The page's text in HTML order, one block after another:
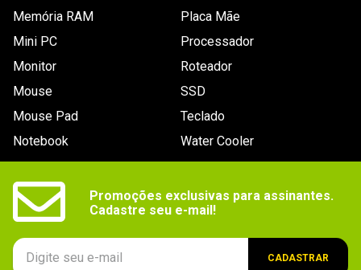
Memória RAM
Mini PC
Monitor
Mouse
Mouse Pad
Notebook
Placa Mãe
Processador
Roteador
SSD
Teclado
Water Cooler
Promoções exclusivas para assinantes.
Cadastre seu e-mail!
CADASTRAR